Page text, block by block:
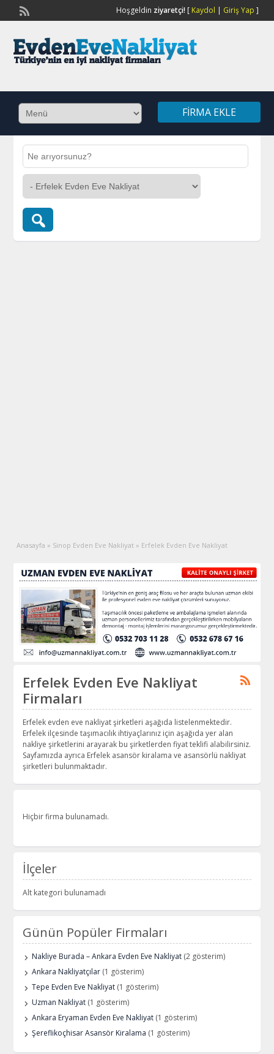
Hoşgeldin ziyaretçi![ Kaydol | Giriş Yap ]
FIRMA EKLE
Anasayfa » Sinop Evden Eve Nakliyat » Erfelek Evden Eve Nakliyat
Erfelek Evden Eve Nakliyat
Firmaları
Erfelek evden eve nakliyat şirketleri aşağıda listelenmektedir.
Erfelek ilçesinde taşımacılık ihtiyaçlarınız için aşağıda yer alan
nakliye şirketlerini arayarak bu şirketlerden fiyat teklifi alabilirsiniz.
Sayfamızda ayrıca Erfelek asansör kiralama ve asansörlü nakliyat
şirketleri bulunmaktadır.
Hiçbir firma bulunamadı.
İlçeler
Alt kategori bulunamadı
Günün Popüler Firmaları
Nakliye Burada – Ankara Evden Eve Nakliyat (2 gösterim)
Ankara Nakliyatçılar (1 gösterim)
Tepe Evden Eve Nakliyat (1 gösterim)
Uzman Nakliyat (1 gösterim)
Ankara Eryaman Evden Eve Nakliyat (1 gösterim)
Şereflikoçhisar Asansör Kiralama (1 gösterim)